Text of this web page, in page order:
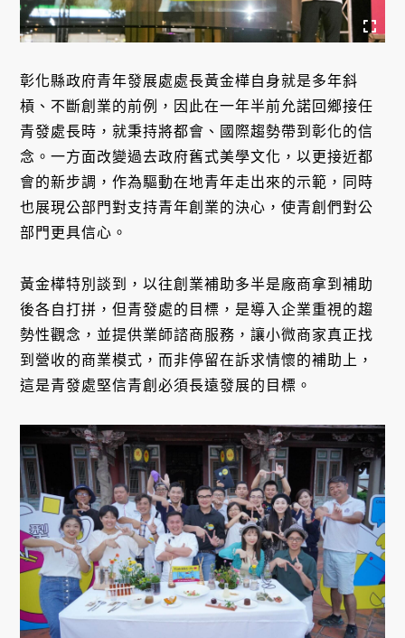
彰化縣政府青年發展處處長黃金樺自身就是多年斜
槓、不斷創業的前例，因此在一年半前允諾回鄉接任
青發處長時，就秉持將都會、國際趨勢帶到彰化的信
念。一方面改變過去政府舊式美學文化，以更接近都
會的新步調，作為驅動在地青年走出來的示範，同時
也展現公部門對支持青年創業的決心，使青創們對公
部門更具信心。
黃金樺特別談到，以往創業補助多半是廠商拿到補助
後各自打拼，但青發處的目標，是導入企業重視的趨
勢性觀念，並提供業師諮商服務，讓小微商家真正找
到營收的商業模式，而非停留在訴求情懷的補助上，
這是青發處堅信青創必須長遠發展的目標。